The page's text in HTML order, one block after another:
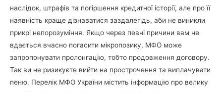
наслідок, штрафів та погіршення кредитної історії, але про її
наявність краще дізнаватися заздалегідь, аби не виникли
прикрі непорозуміння. Якщо через певні причини вам не
вдається вчасно погасити мікропозику, МФО може
запропонувати пролонгацію, тобто продовження договору.
Так ви не ризикуєте вийти на прострочення та виплачувати
пеню. Перелік МФО України містить інформацію про велику